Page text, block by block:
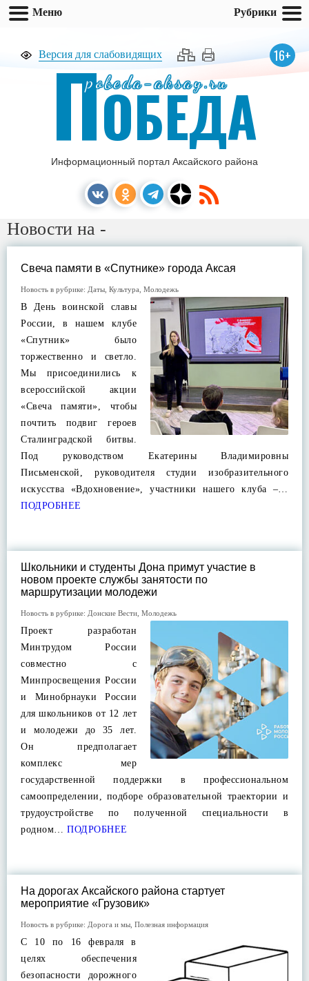
Версия для слабовидящих 16+
pobeda-aksay.ru
ПОБЕДА
Информационный портал Аксайского района
Новости на -
Свеча памяти в «Спутнике» города Аксая
Новость в рубрике: Даты Культура Молодежь
В День воинской славы
России, в нашем клубе
«Спутник» было
торжественно и светло.
Мы присоединились к
всероссийской акции
«Свеча памяти», чтобы
почтить подвиг героев
Сталинградской битвы.
Под руководством Екатерины Владимировны
Письменской, руководителя студии изобразительного
искусства «Вдохновение», участники нашего клуба –…
ПОДРОБНЕЕ
Школьники и студенты Дона примут участие в
новом проекте службы занятости по
маршрутизации молодежи
Новость в рубрике: Донские Вести Молодежь
Проект разработан
Минтрудом России
совместно с
Минпросвещения России
и Минобрнауки России
для школьников от 12 лет
и молодежи до 35 лет.
Он предполагает
комплекс мер
государственной поддержки в профессиональном
самоопределении, подборе образовательной траектории и
трудоустройстве по полученной специальности в
родном… ПОДРОБНЕЕ
На дорогах Аксайского района стартует
мероприятие «Грузовик»
Новость в рубрике: Дорога и мы Полезная информация
С 10 по 16 февраля в
целях обеспечения
безопасности дорожного
Меню Рубрики